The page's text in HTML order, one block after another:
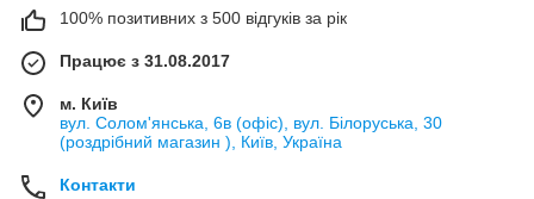
100% позитивних з 500 відгуків за рік
Працює з 31.08.2017
м. Київ
вул. Солом'янська, 6в (офіс), вул. Білоруська, 30
(роздрібний магазин ), Київ, Україна
Контакти